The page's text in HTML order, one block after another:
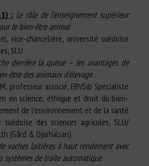
: Le rôle de l’enseignement supérieur
le bien-être animal
vice-chancelière, université suédoise
SLU
derrière la queue – les avantages de
être des animaux d’élevage
professeur associé, EBVS© Spécialiste
en science, éthique et droit du bien-
de l’environnement et de la santé
suédoise des sciences agricoles, SLU/
(Gård & Djurhälsan)
vaches laitières à haut rendement avec
systèmes de traite automatique